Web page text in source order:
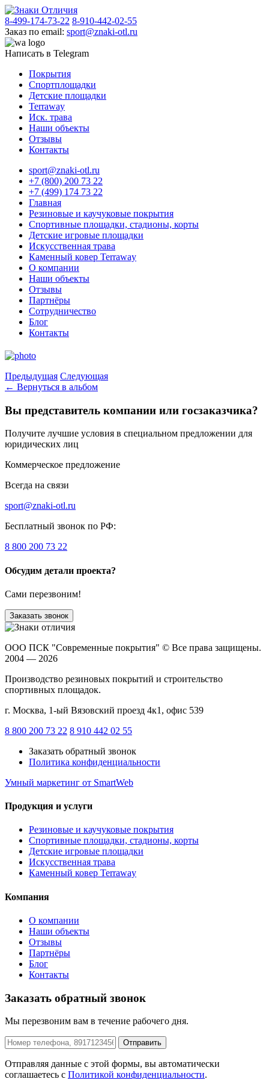
8-499-174-73-22 8-910-442-02-55
Заказ по email: sport@znaki-otl.ru
Написать в Telegram
Покрытия
Спортплощадки
Детские площадки
Terraway
Иск. трава
Наши объекты
Отзывы
Контакты
sport@znaki-otl.ru
+7 (800) 200 73 22
+7 (499) 174 73 22
Главная
Резиновые и каучуковые покрытия
Спортивные площадки, стадионы, корты
Детские игровые площадки
Искусственная трава
Каменный ковер Terraway
О компании
Наши объекты
Отзывы
Партнёры
Сотрудничество
Блог
Контакты
Предыдущая Следующая
← Вернуться в альбом
Вы представитель компании или госзаказчика?
Получите лучшие условия в специальном предложении для
юридических лиц
Коммерческое предложение
Всегда на связи
sport@znaki-otl.ru
Бесплатный звонок по РФ:
8 800 200 73 22
Обсудим детали проекта?
Сами перезвоним!
Заказать звонок
ООО ПСК "Современные покрытия" © Все права защищены.
2004 — 2026
Производство резиновых покрытий и строительство
спортивных площадок.
г. Москва, 1-ый Вязовский проезд 4к1, офис 539
8 800 200 73 22 8 910 442 02 55
Заказать обратный звонок
Политика конфиденциальности
Умный маркетинг от SmartWeb
Продукция и услуги
Резиновые и каучуковые покрытия
Спортивные площадки, стадионы, корты
Детские игровые площадки
Искусственная трава
Каменный ковер Terraway
Компания
О компании
Наши объекты
Отзывы
Партнёры
Блог
Контакты
Заказать обратный звонок
Мы перезвоним вам в течение рабочего дня.
Отправить
Отправляя данные с этой формы, вы автоматически
соглашаетесь с Политикой конфиденциальности.